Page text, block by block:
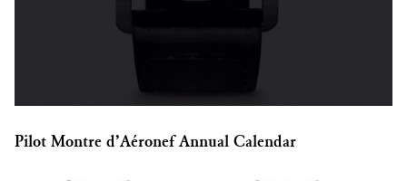
Pilot Montre d’Aéronef Annual Calendar